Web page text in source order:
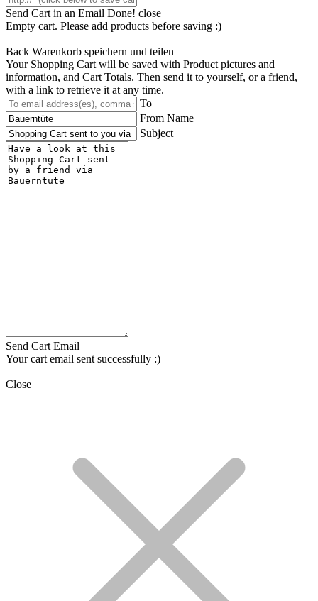
Send Cart in an Email Done! close
Empty cart. Please add products before saving :)
Back Warenkorb speichern und teilen
Your Shopping Cart will be saved with Product pictures and
information, and Cart Totals. Then send it to yourself, or a friend,
with a link to retrieve it at any time.
To
From Name
Subject
Send Cart Email
Your cart email sent successfully :)
Close